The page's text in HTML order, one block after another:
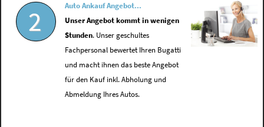
2
Auto Ankauf Angebot...
Unser Angebot kommt in wenigen
Stunden. Unser geschultes
Fachpersonal bewertet Ihren Bugatti
und macht ihnen das beste Angebot
für den Kauf inkl. Abholung und
Abmeldung Ihres Autos.